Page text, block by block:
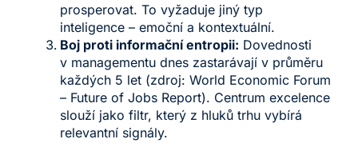
prosperovat. To vyžaduje jiný typ
inteligence – emoční a kontextuální.
Boj proti informační entropii: Dovednosti
v managementu dnes zastarávají v průměru
každých 5 let (zdroj: World Economic Forum
– Future of Jobs Report). Centrum excelence
slouží jako filtr, který z hluků trhu vybírá
relevantní signály.